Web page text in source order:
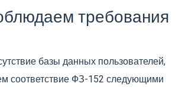
требования
базы данных пользователей,
соответствие ФЗ-152 следующими